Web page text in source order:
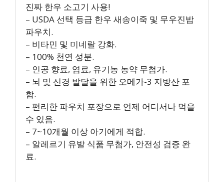
진짜 한우 소고기 사용!
– USDA 선택 등급 한우 새송이죽 및 무우진밥
파우치.
– 비타민 및 미네랄 강화.
– 100% 천연 성분.
– 인공 향료, 염료, 유기농 농약 무첨가.
– 뇌 및 신경 발달을 위한 오메가-3 지방산 포
함.
– 편리한 파우치 포장으로 언제 어디서나 먹을
수 있음.
– 7~10개월 이상 아기에게 적합.
– 알레르기 유발 식품 무첨가, 안전성 검증 완
료.